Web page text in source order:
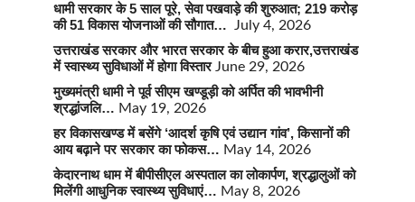
धामी सरकार के 5 साल पूरे, सेवा पखवाड़े की शुरुआत; 219 करोड़
की 51 विकास योजनाओं की सौगात… July 4, 2026
उत्तराखंड सरकार और भारत सरकार के बीच हुआ करार,उत्तराखंड
में स्वास्थ्य सुविधाओं में होगा विस्तार June 29, 2026
मुख्यमंत्री धामी ने पूर्व सीएम खण्डूड़ी को अर्पित की भावभीनी
श्रद्धांजलि… May 19, 2026
हर विकासखण्ड में बसेंगे ‘आदर्श कृषि एवं उद्यान गांव’, किसानों की
आय बढ़ाने पर सरकार का फोकस… May 14, 2026
केदारनाथ धाम में बीपीसीएल अस्पताल का लोकार्पण, श्रद्धालुओं को
मिलेंगी आधुनिक स्वास्थ्य सुविधाएं… May 8, 2026